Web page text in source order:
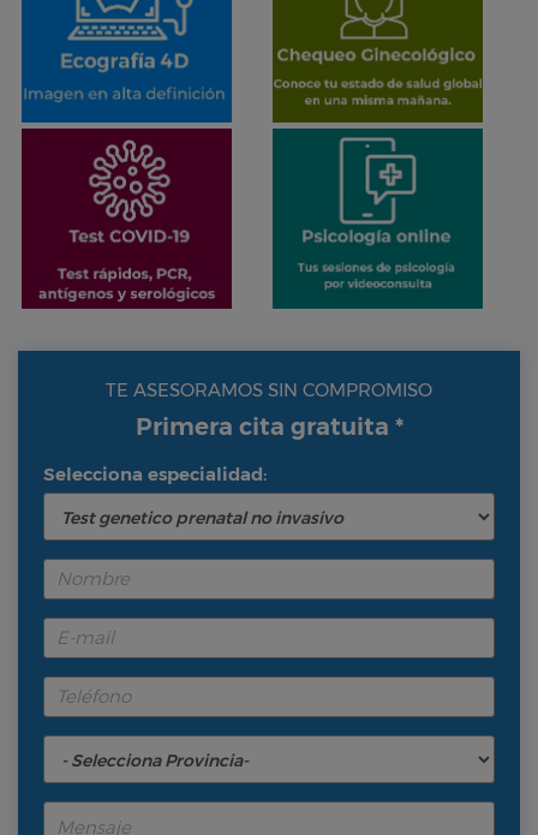
TE ASESORAMOS SIN COMPROMISO
Primera cita gratuita *
Selecciona especialidad: